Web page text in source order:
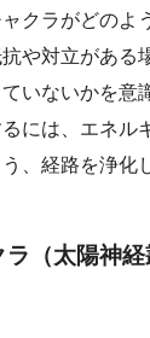
クラがどのよ
や対立がある
いないかを意
には、エネル
、経路を浄化
（太陽神